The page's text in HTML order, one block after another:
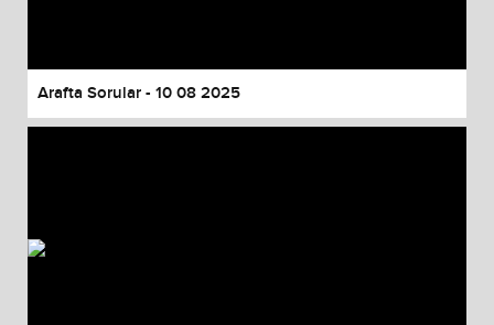
Arafta Sorular - 10 08 2025